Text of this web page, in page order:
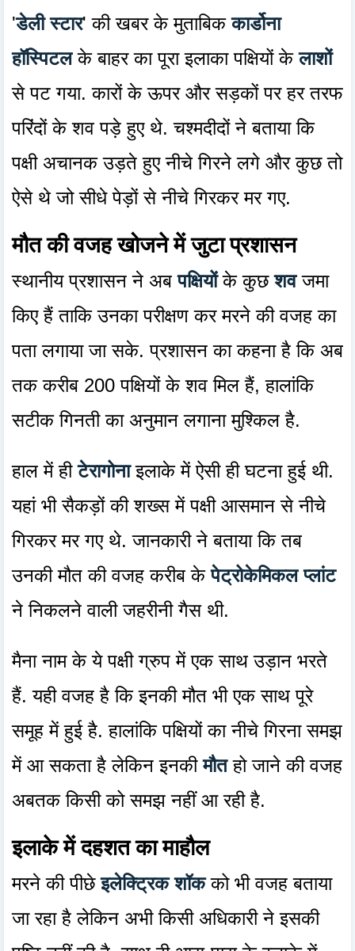
'डेली स्टार' की खबर के मुताबिककार्डोना
हॉस्पिटलके बाहर का पूरा इलाका पक्षियों केलाशों
से पट गया. कारों के ऊपर और सड़कों पर हर तरफ
परिंदों के शव पड़े हुए थे. चश्मदीदों ने बताया कि
पक्षी अचानक उड़ते हुए नीचे गिरने लगे और कुछ तो
ऐसे थे जो सीधे पेड़ों से नीचे गिरकर मर गए.
मौत की वजह खोजने में जुटा प्रशासन
स्थानीय प्रशासन ने अबपक्षियोंके कुछशवजमा
किए हैं ताकि उनका परीक्षण कर मरने की वजह का
पता लगाया जा सके. प्रशासन का कहना है कि अब
तक करीब 200 पक्षियों के शव मिल हैं, हालांकि
सटीक गिनती का अनुमान लगाना मुश्किल है.
हाल में हीटेरागोनाइलाके में ऐसी ही घटना हुई थी.
यहां भी सैकड़ों की शख्स में पक्षी आसमान से नीचे
गिरकर मर गए थे. जानकारी ने बताया कि तब
उनकी मौत की वजह करीब केपेट्रोकेमिकल प्लांट
ने निकलने वाली जहरीनी गैस थी.
मैना नाम के ये पक्षी ग्रुप में एक साथ उड़ान भरते
हैं. यही वजह है कि इनकी मौत भी एक साथ पूरे
समूह में हुई है. हालांकि पक्षियों का नीचे गिरना समझ
में आ सकता है लेकिन इनकीमौतहो जाने की वजह
अबतक किसी को समझ नहीं आ रही है.
इलाके में दहशत का माहौल
मरने की पीछेइलेक्ट्रिक शॉकको भी वजह बताया
जा रहा है लेकिन अभी किसी अधिकारी ने इसकी